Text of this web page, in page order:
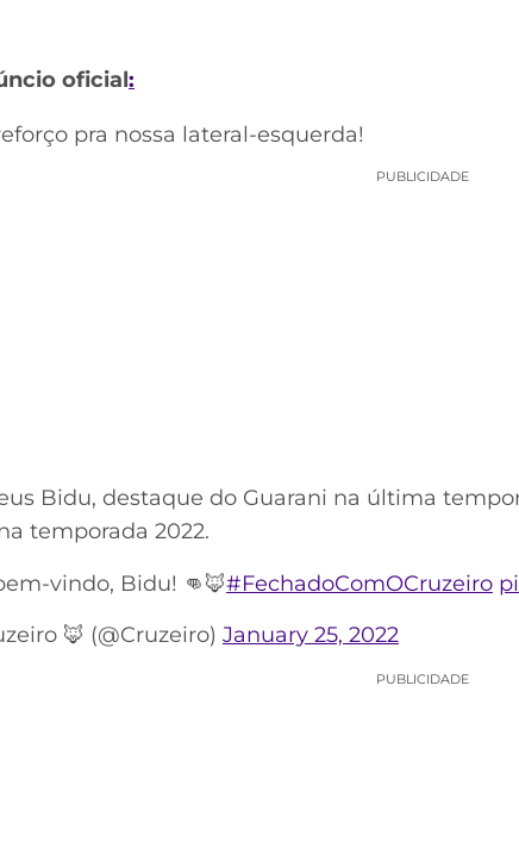
oficial:
pra nossa lateral-esquerda!
PUBLICIDADE
Bidu, destaque do Guarani na última
temporada 2022.
vindo, Bidu! 👊🦊#FechadoComOCruzeiro
🦊 (@Cruzeiro) January 25, 2022
PUBLICIDADE